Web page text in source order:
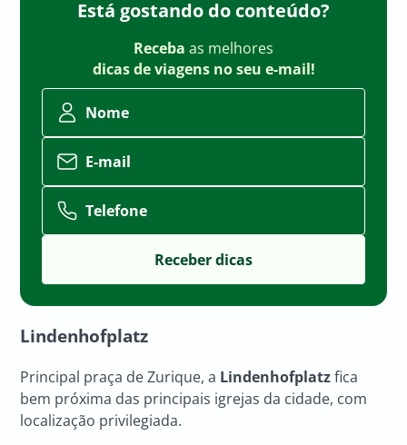
Está gostando do conteúdo?
Receba as melhores
dicas de viagens no seu e-mail!
Nome
E-mail
Telefone
Lindenhofplatz
Principal praça de Zurique, a Lindenhofplatzfica
bem próxima das principais igrejas da cidade, com
localização privilegiada.